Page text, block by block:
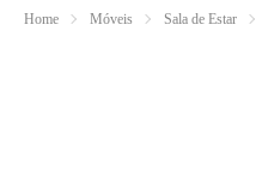
Home Móveis Sala de Estar